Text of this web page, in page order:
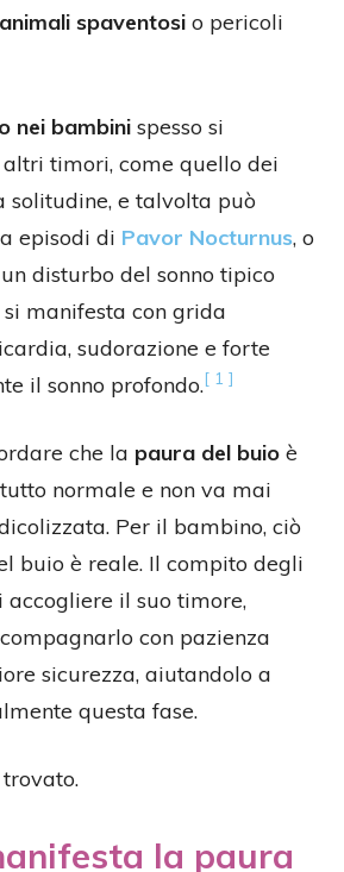
spaventosi o pericoli
nei bambini spesso si
timori, come quello dei
solitudine, e talvolta può
episodi di Pavor Nocturnus, o
disturbo del sonno tipico
si manifesta con grida
sudorazione e forte
il sonno profondo.[ 1 ]
che la paura del buio è
normale e non va mai
Per il bambino, ciò
buio è reale. Il compito degli
il suo timore,
con pazienza
sicurezza, aiutandolo a
questa fase.
la paura